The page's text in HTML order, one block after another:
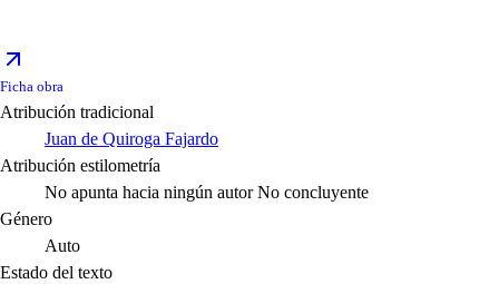
Ficha obra
Atribución tradicional
Juan de Quiroga Fajardo
Atribución estilometría
No apunta hacia ningún autor No concluyente
Género
Auto
Estado del texto